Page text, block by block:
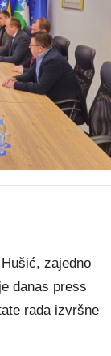
zajedno
danas press
rada izvršne